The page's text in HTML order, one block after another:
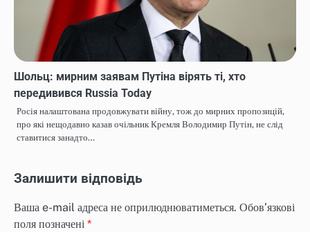
Шольц: мирним заявам Путіна вірять ті, хто
передивився Russia Today
Росія налаштована продовжувати війну, тож до мирних пропозицій,
про які нещодавно казав очільник Кремля Володимир Путін, не слід
ставитися занадто…
Залишити відповідь
Ваша e-mail адреса не оприлюднюватиметься. Обов’язкові
поля позначені *